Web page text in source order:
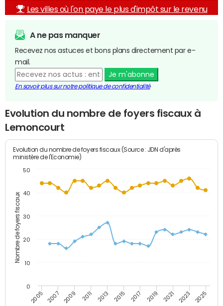
Les villes où l'on paye le plus d'impôt sur le revenu
A ne pas manquer
Recevez nos astuces et bons plans directement par e-
mail.
Je m'abonne
En savoir plus sur notre politique de confidentialité
Evolution du nombre de foyers fiscaux à
Lemoncourt
Nombre de foyers fiscaux
Evolution du nombre de foyers fiscaux (Source : JDN d'après
ministère de l'Economie)
2005 2007 2009 2011 2013 2015 2017 2019 2021 2023 2025
0
10
20
30
40
50